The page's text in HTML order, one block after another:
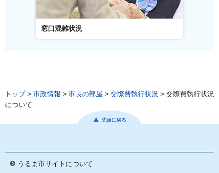
窓口混雑状況
トップ> 市政情報 > 市長の部屋 > 交際費執行状況 > 交際費執行状況
について
先頭に戻る
うるま市サイトについて